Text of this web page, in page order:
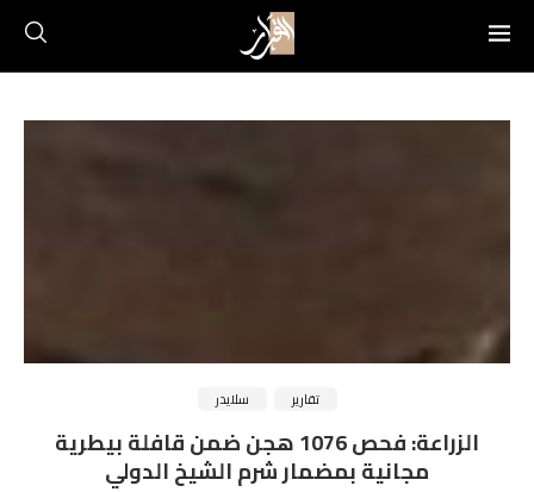
تقارير سلايدر
الزراعة: فحص 1076 هجن ضمن قافلة بيطرية
مجانية بمضمار شرم الشيخ الدولي